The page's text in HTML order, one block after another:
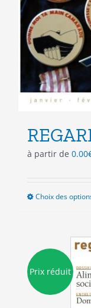
à partir de 0.00
Choix des
Prix réduit